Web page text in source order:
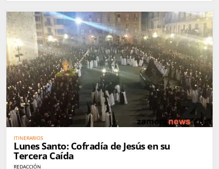
ITINERARIOS
Lunes Santo: Cofradía de Jesús en su
Tercera Caída
REDACCIÓN